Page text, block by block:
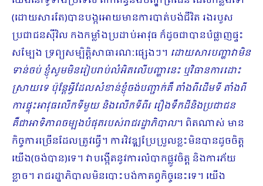
(ដោយសារតែ)បានបង្កអោយមានការបាត់បង់ជីវិត រងរបួស
ប្រជាជនស៊ីវិល កងកម្លាំងប្រដាប់អាវុធ ក៏ដូចជាបានបំផ្លាញផ្ទះ
សម្បែង ទ្រព្យសម្បិត្តិសាធារណៈផ្សេងៗ។ ដោយសារបញ្ហាវាមិន
ទាន់ចប់ ខ្ញុំសូមមិនរៀបរាប់លំអិតលើបញ្ហានេះ ឬវិធានការដោះ
ស្រាយទេ ប៉ុន្តែអ្វីដែលសំខាន់ខ្ញុំចង់បញ្ជាក់គឺ តាំងពីដើមទី តាំងពី
ការផ្ទុះអាវុធលើកទីមួយ និងលើកទីពីរ រឿងទឹកដីនិងប្រជាជន
គឺជាអាទិភាពចម្បងបំផុតរបស់រាជរដ្ឋាភិបាល។ ពិតណាស់ មាន
កិច្ចការច្រើនដែលត្រូវធ្វើ។ ការវិវឌ្ឍប្រែប្រួលខ្លះមិនបានដូចចិត្ត
យើង(ចង់បាន)ទេ។ វាបង្កើតនូវការលំបាកផ្លូវចិត្ត និងការភ័យ
ខ្លាច។ រាជរដ្ឋាភិបាលមិនបោះបង់កាតព្វកិច្ចនេះទេ។ យើង